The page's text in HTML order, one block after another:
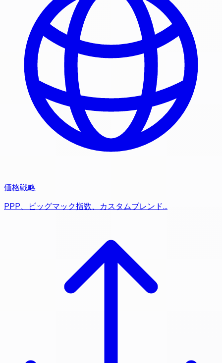
価格戦略
PPP、ビッグマック指数、カスタムブレンド…